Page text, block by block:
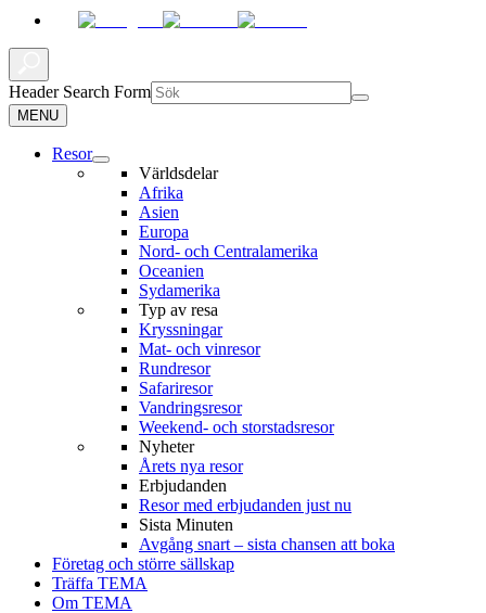
Header Search Form
MENU
Resor
Världsdelar
Afrika
Asien
Europa
Nord- och Centralamerika
Oceanien
Sydamerika
Typ av resa
Kryssningar
Mat- och vinresor
Rundresor
Safariresor
Vandringsresor
Weekend- och storstadsresor
Nyheter
Årets nya resor
Erbjudanden
Resor med erbjudanden just nu
Sista Minuten
Avgång snart – sista chansen att boka
Företag och större sällskap
Träffa TEMA
Om TEMA